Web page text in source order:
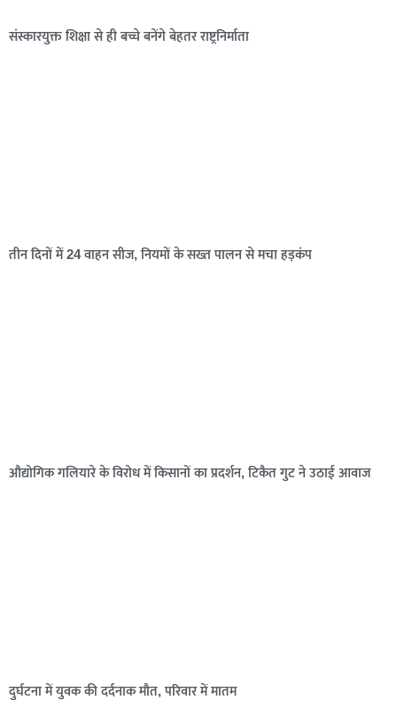
संस्कारयुक्त शिक्षा से ही बच्चे बनेंगे बेहतर राष्ट्रनिर्माता
तीन दिनों में 24 वाहन सीज, नियमों के सख्त पालन से मचा हड़कंप
औद्योगिक गलियारे के विरोध में किसानों का प्रदर्शन, टिकैत गुट ने उठाई आवाज
दुर्घटना में युवक की दर्दनाक मौत, परिवार में मातम